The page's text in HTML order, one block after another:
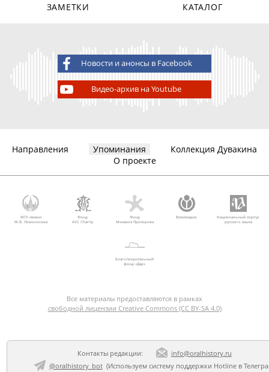
ЗАМЕТКИ
КАТАЛОГ
Новости и анонсы в Facebook
Видео-архив на Youtube
Направления Упоминания
Коллекция Дувакина
О проекте
МГУ имени
М.В. Ломоносова
Фонд
AVC Charity
Фонд
Михаила Прохорова
Викимедиа
Национальный корпус
русского языка
Благотворительный
фонд «Дар»
Все материалы предоставляются в рамках
свободной лицензии Creative Commons (CC BY-SA 4.0)
Контакты редакции:
info@oralhistory.ru
@oralhistory_bot(Используем систему поддержки Hotline в